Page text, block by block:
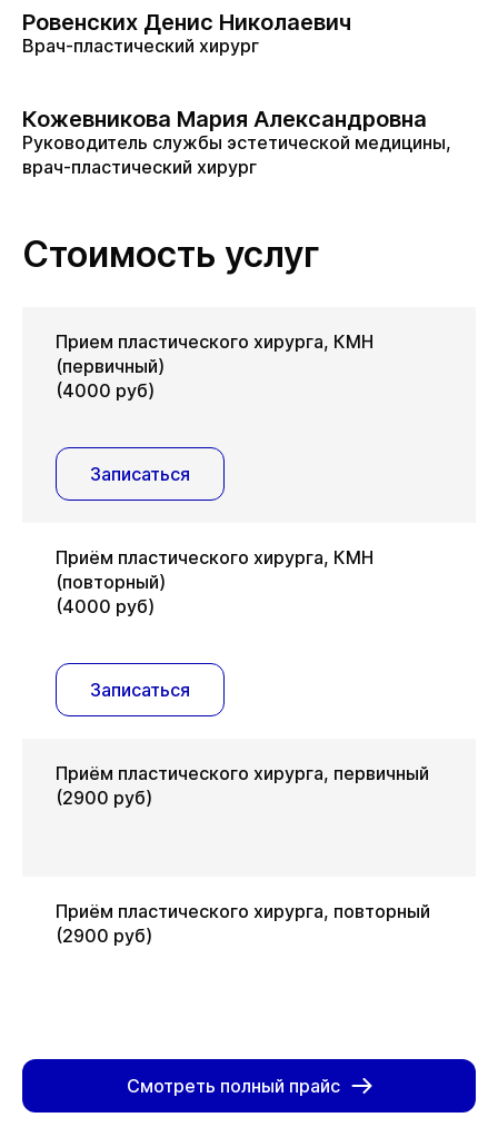
Ровенских Денис Николаевич
Врач-пластический хирург
Кожевникова Мария Александровна
Руководитель службы эстетической медицины,
врач-пластический хирург
Стоимость услуг
Прием пластического хирурга, КМН
(первичный)
(4000 руб)
Записаться
Приём пластического хирурга, КМН
(повторный)
(4000 руб)
Записаться
Приём пластического хирурга, первичный
(2900 руб)
Приём пластического хирурга, повторный
(2900 руб)
Смотреть полный прайс